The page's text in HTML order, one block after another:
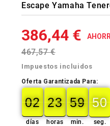
Escape Yamaha
386,44 €
467,57 €
Impuestos incluidos
Oferta Garantizada Para:
02
02
00
días
23
23
00
horas
59
59
00
min.
49
49
50
seg.